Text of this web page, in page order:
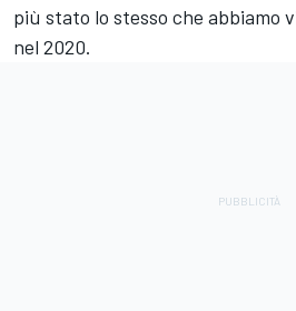
più stato lo stesso che abbiamo
nel 2020.